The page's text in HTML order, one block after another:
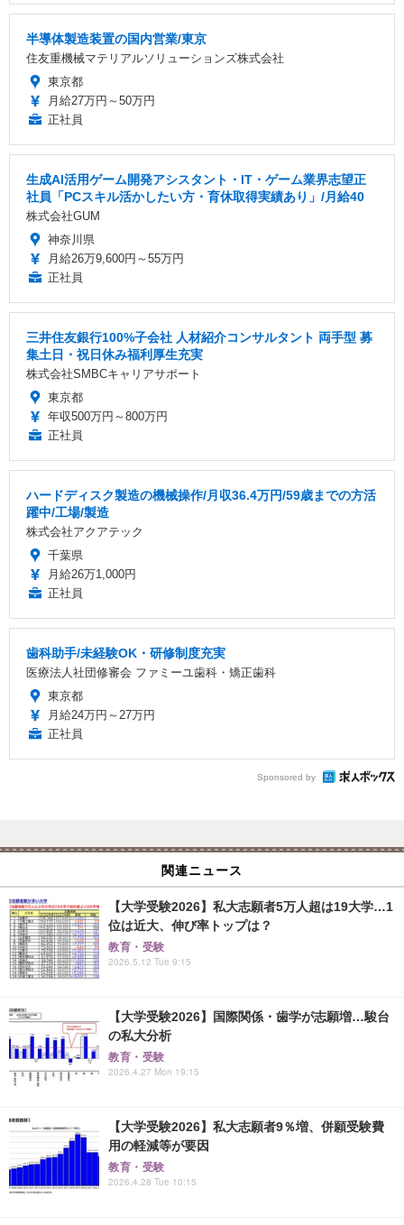
半導体製造装置の国内営業/東京
住友重機械マテリアルソリューションズ株式会社
東京都
月給27万円～50万円
正社員
生成AI活用ゲーム開発アシスタント・IT・ゲーム業界志望正
社員「PCスキル活かしたい方・育休取得実績あり」/月給40
株式会社GUM
神奈川県
月給26万9,600円～55万円
正社員
三井住友銀行100%子会社 人材紹介コンサルタント 両手型 募
集土日・祝日休み福利厚生充実
株式会社SMBCキャリアサポート
東京都
年収500万円～800万円
正社員
ハードディスク製造の機械操作/月収36.4万円/59歳までの方活
躍中/工場/製造
株式会社アクアテック
千葉県
月給26万1,000円
正社員
歯科助手/未経験OK・研修制度充実
医療法人社団修審会 ファミーユ歯科・矯正歯科
東京都
月給24万円～27万円
正社員
Sponsored by
関連ニュース
【大学受験2026】私大志願者5万人超は19大学…1
位は近大、伸び率トップは？
教育・受験
2026.5.12 Tue 9:15
【大学受験2026】国際関係・歯学が志願増…駿台
の私大分析
教育・受験
2026.4.27 Mon 19:15
【大学受験2026】私大志願者9％増、併願受験費
用の軽減等が要因
教育・受験
2026.4.28 Tue 10:15